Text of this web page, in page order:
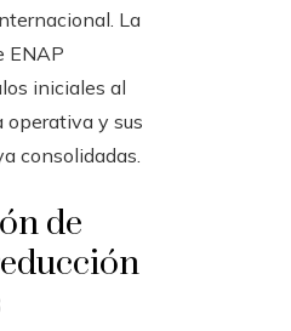
La
ENAP
iniciales al
operativa y sus
consolidadas.
de